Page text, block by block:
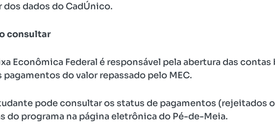
dos dados do CadÚnico.
consultar
Econômica Federal é responsável pela abertura das
pagamentos do valor repassado pelo MEC.
pode consultar os status de pagamentos (rejeitados
do programa na página eletrônica do Pé-de-Meia.